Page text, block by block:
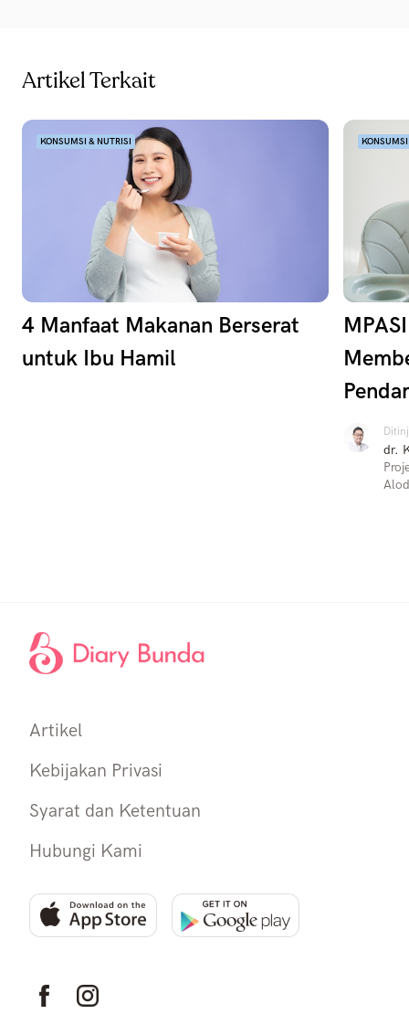
Artikel Terkait
KONSUMSI & NUTRISI
4 Manfaat Makanan Berserat
untuk Ibu Hamil
dr.
Artikel
Kebijakan Privasi
Syarat dan Ketentuan
Hubungi Kami